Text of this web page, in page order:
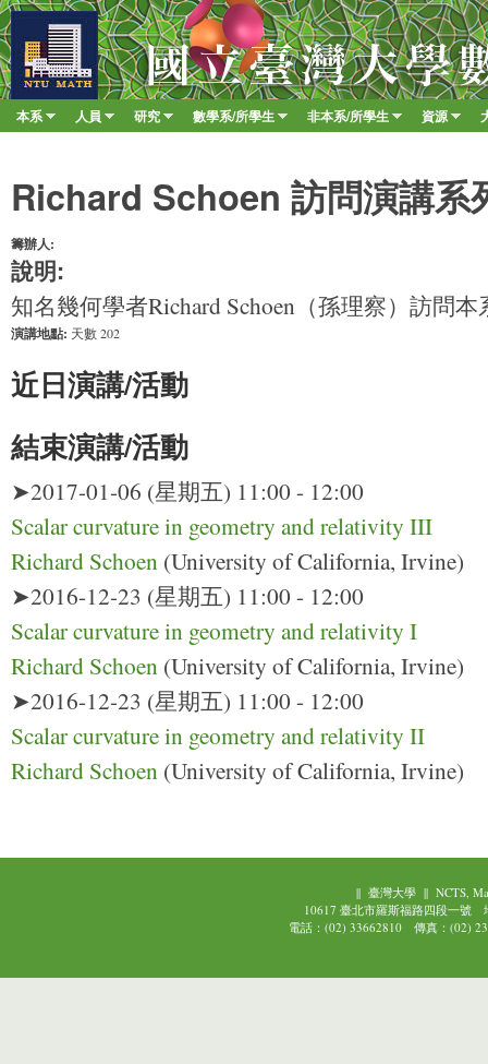
移至
臺
大
數
學Main menu
本系 人員 研究 數學系/所學生 非本系/所學生 資源
Richard Schoen 訪問演講系
籌辦人:
說明:
知名幾何學者Richard Schoen（孫理察）訪問
演講地點: 天數 202
近日演講/活動
結束演講/活動
➤2017-01-06 (星期五) 11:00 - 12:00
Scalar curvature in geometry and relativity III
Richard Schoen (University of California, Irvine)
➤2016-12-23 (星期五) 11:00 - 12:00
Scalar curvature in geometry and relativity I
Richard Schoen (University of California, Irvine)
➤2016-12-23 (星期五) 11:00 - 12:00
Scalar curvature in geometry and relativity II
Richard Schoen (University of California, Irvine)
|| 臺灣大學|| NCTS,
10617 臺北市羅斯福路四段一號
電話：(02) 33662810 傳真：(02)